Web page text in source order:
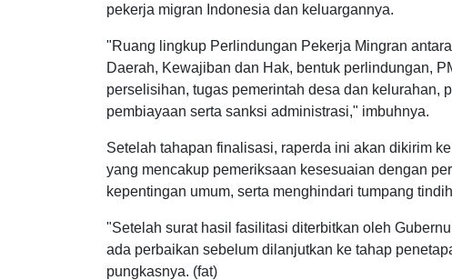
pekerja migran Indonesia dan keluargannya.
"Ruang lingkup Perlindungan Pekerja Mingran
Daerah, Kewajiban dan Hak, bentuk perlindungan,
perselisihan, tugas pemerintah desa dan kelurahan,
pembiayaan serta sanksi administrasi," imbuhnya.
Setelah tahapan finalisasi, raperda ini akan dikirim
yang mencakup pemeriksaan kesesuaian dengan
kepentingan umum, serta menghindari tumpang
"Setelah surat hasil fasilitasi diterbitkan oleh
ada perbaikan sebelum dilanjutkan ke tahap
pungkasnya. (fat)